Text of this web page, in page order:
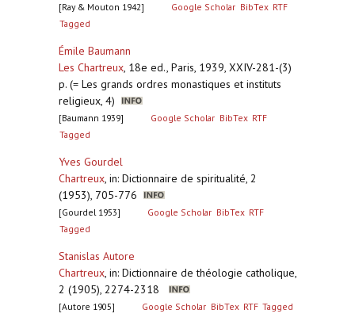
[Ray & Mouton 1942] Google Scholar BibTex RTF
Tagged
Émile Baumann
Les Chartreux, 18e ed., Paris, 1939, XXIV-281-(3)
p. (= Les grands ordres monastiques et instituts
religieux, 4)
[Baumann 1939] Google Scholar BibTex RTF
Tagged
Yves Gourdel
Chartreux, in: Dictionnaire de spiritualité, 2
(1953), 705-776
[Gourdel 1953] Google Scholar BibTex RTF
Tagged
Stanislas Autore
Chartreux, in: Dictionnaire de théologie catholique,
2 (1905), 2274-2318
[Autore 1905] Google Scholar BibTex RTF Tagged